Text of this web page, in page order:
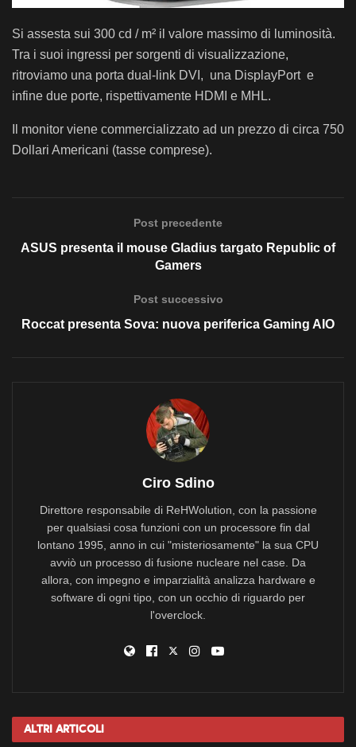
Si assesta sui 300 cd / m² il valore massimo di luminosità.
Tra i suoi ingressi per sorgenti di visualizzazione,
ritroviamo una porta dual-link DVI, una DisplayPort e
infine due porte, rispettivamente HDMI e MHL.
Il monitor viene commercializzato ad un prezzo di circa 750
Dollari Americani (tasse comprese).
Post precedente
ASUS presenta il mouse Gladius targato Republic of
Gamers
Post successivo
Roccat presenta Sova: nuova periferica Gaming AIO
Ciro Sdino
Direttore responsabile di ReHWolution, con la passione
per qualsiasi cosa funzioni con un processore fin dal
lontano 1995, anno in cui "misteriosamente" la sua CPU
avviò un processo di fusione nucleare nel case. Da
allora, con impegno e imparzialità analizza hardware e
software di ogni tipo, con un occhio di riguardo per
l'overclock.
Altri Articoli